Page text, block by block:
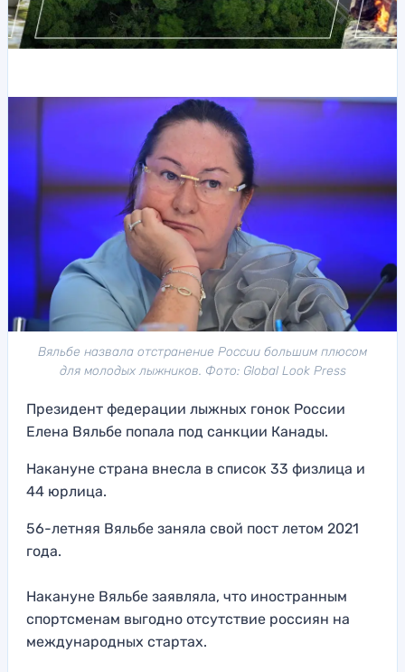
Вяльбе назвала отстранение России большим плюсом
для молодых лыжников. Фото: Global Look Press
Президент федерации лыжных гонок России
Елена Вяльбе попала под санкции Канады.
Накануне страна внесла в список 33 физлица и
44 юрлица.
56-летняя Вяльбе заняла свой пост летом 2021
года.
Накануне Вяльбе заявляла, что иностранным
спортсменам выгодно отсутствие россиян на
международных стартах.